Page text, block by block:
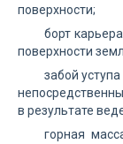
поверхности;
борт
поверхности
забой
в результате
горная